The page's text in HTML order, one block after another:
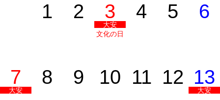
1 2 3
大安
文化の日
4 5 6
7
大安
8 9 10 11 12 13
大安